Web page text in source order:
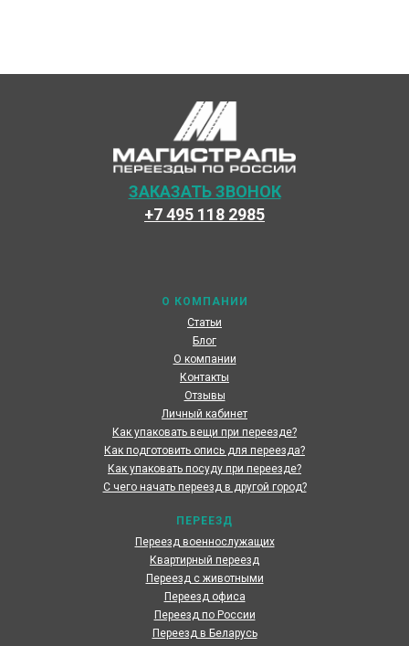
О КОМПАНИИ
Статьи
ПЕРЕЕЗД
Блог
О компании
Контакты
Отзывы
Личный кабинет
Как упаковать вещи при переезде?
Как подготовить опись для переезда?
Как упаковать посуду при переезде?
С чего начать переезд в другой город?
+7 495 118 2985
ЗАКАЗАТЬ ЗВОНОК
Переезд военнослужащих
Квартирный переезд
Переезд с животными
Переезд офиса
Переезд по России
Переезд в Беларусь